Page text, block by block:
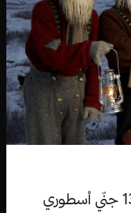
إن ”صبيان الميلاد“ هم عبارة عن 13 جنّي أسطوري